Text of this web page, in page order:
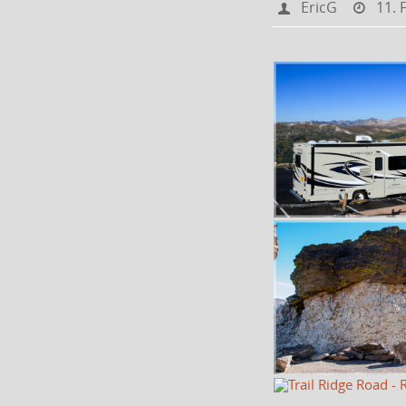
EricG 11.